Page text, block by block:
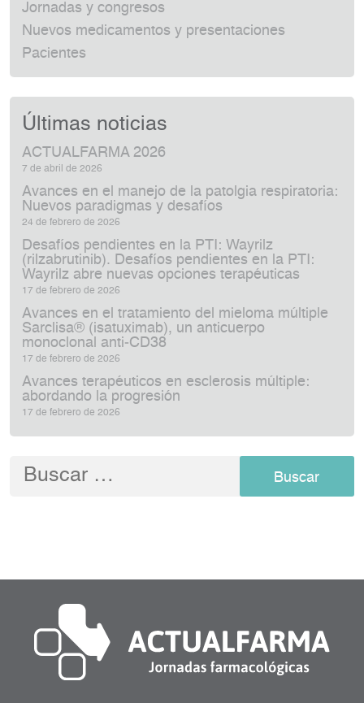
Jornadas y congresos
Nuevos medicamentos y presentaciones
Pacientes
Últimas noticias
ACTUALFARMA 2026
7 de abril de 2026
Avances en el manejo de la patolgia respiratoria:
Nuevos paradigmas y desafíos
24 de febrero de 2026
Desafíos pendientes en la PTI: Wayrilz
(rilzabrutinib). Desafíos pendientes en la PTI:
Wayrilz abre nuevas opciones terapéuticas
17 de febrero de 2026
Avances en el tratamiento del mieloma múltiple
Sarclisa® (isatuximab), un anticuerpo
monoclonal anti‑CD38
17 de febrero de 2026
Avances terapéuticos en esclerosis múltiple:
abordando la progresión
17 de febrero de 2026
Buscar: